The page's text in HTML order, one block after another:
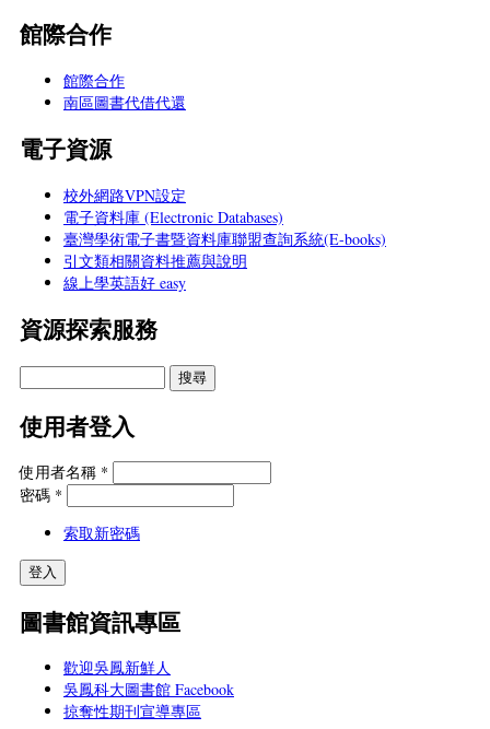
館際合作
館際合作
南區圖書代借代還
電子資源
校外網路VPN設定
電子資料庫 (Electronic Databases)
臺灣學術電子書暨資料庫聯盟查詢系統(E-books)
引文類相關資料推薦與說明
線上學英語好 easy
資源探索服務
使用者登入
使用者名稱 *
密碼 *
索取新密碼
圖書館資訊專區
歡迎吳鳳新鮮人
吳鳳科大圖書館 Facebook
掠奪性期刊宣導專區